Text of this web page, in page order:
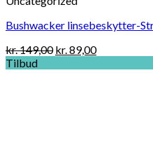
Bushwacker linsebeskytter-
kr.149,00 Original
kr.89,00Current
Tilbud